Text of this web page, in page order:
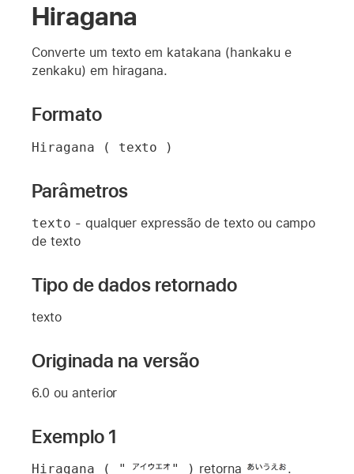
Hiragana
Converte um texto em katakana (hankaku e
zenkaku) em hiragana.
Formato
Hiragana ( texto )
Parâmetros
texto - qualquer expressão de texto ou campo
de texto
Tipo de dados retornado
texto
Originada na versão
6.0 ou anterior
Exemplo 1
Hiragana ( " " ) retorna .